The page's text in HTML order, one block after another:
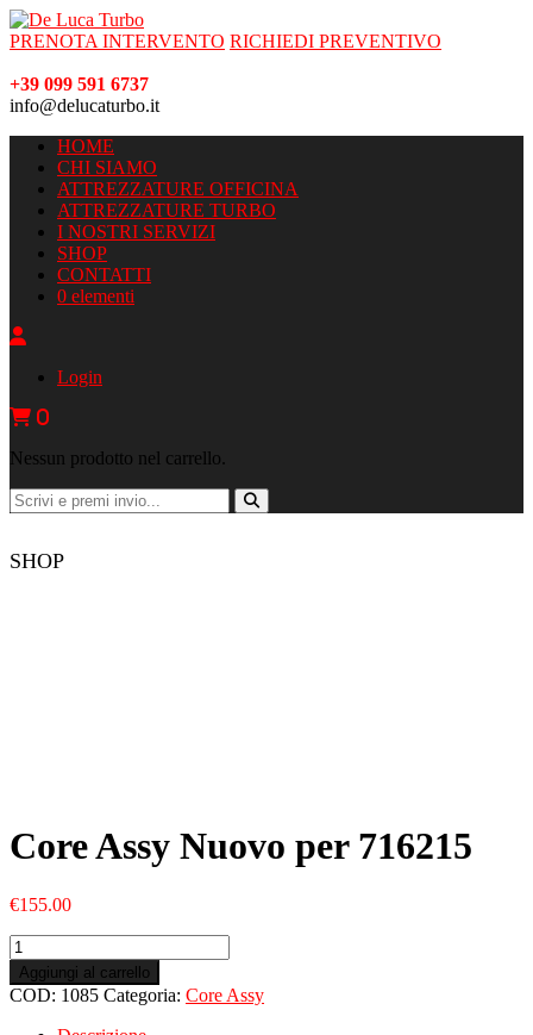
PRENOTA INTERVENTO RICHIEDI PREVENTIVO
+39 099 591 6737
info@delucaturbo.it
HOME
CHI SIAMO
ATTREZZATURE OFFICINA
ATTREZZATURE TURBO
I NOSTRI SERVIZI
SHOP
CONTATTI
0 elementi
Login
0
Nessun prodotto nel carrello.
SHOP
Core Assy Nuovo per 716215
€155.00
Core
Assy
Nuovo
per
716215
Aggiungi al carrello
COD: 1085 Categoria: Core Assy